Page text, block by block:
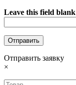
Leave this field blank
Отправить заявку
×